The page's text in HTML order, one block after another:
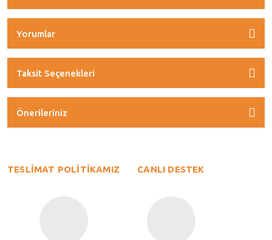
Yorumlar
Taksit Seçenekleri
Önerileriniz
TESLİMAT POLİTİKAMIZ CANLI DESTEK